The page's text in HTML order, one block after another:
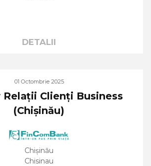
DETALII
01 Octombrie 2025
Relații Clienți Business
(Chișinău)
Chișinău
Chisinau